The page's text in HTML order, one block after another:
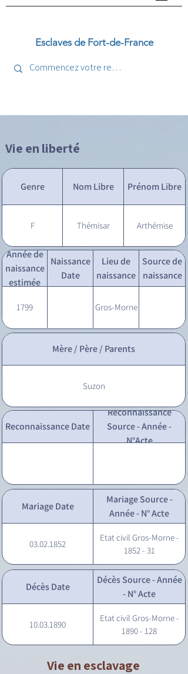
Esclaves de Fort-de-France
Vie en liberté
Genre Nom Libre Prénom Libre
F Thémisar Arthémise
Année de
naissance
estimée
Naissance
Date
Lieu de
naissance
Source de
naissance
1799 Gros-Morne
Mère / Père / Parents
Suzon
Reconnaissance Date
Reconnaissance
Source - Année -
N°Acte
Mariage Date
Mariage Source -
Année - N° Acte
03.02.1852
Etat civil Gros-Morne -
1852 - 31
Décès Date
Décès Source - Année
- N° Acte
10.03.1890
Etat civil Gros-Morne -
1890 - 128
Vie en esclavage